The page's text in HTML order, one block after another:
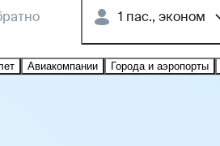
1 пас., эконом
Авиакомпании Города и аэропорты